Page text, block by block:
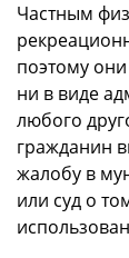
Частным
поэтому
ни в виде
любого
гражданин
жалобу в
или суд о